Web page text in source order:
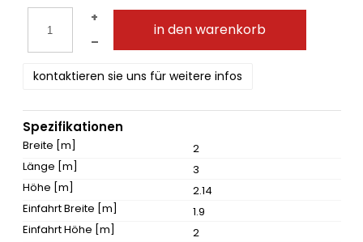
+
–
in den warenkorb
kontaktieren sie uns für weitere infos
Spezifikationen
Breite [m]
2
Länge [m]
3
Höhe [m]
2.14
Einfahrt Breite [m]
1.9
Einfahrt Höhe [m]
2